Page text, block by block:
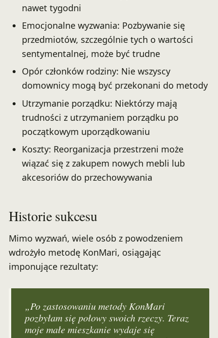
nawet tygodni
Emocjonalne wyzwania: Pozbywanie się
przedmiotów, szczególnie tych o wartości
sentymentalnej, może być trudne
Opór członków rodziny: Nie wszyscy
domownicy mogą być przekonani do metody
Utrzymanie porządku: Niektórzy mają
trudności z utrzymaniem porządku po
początkowym uporządkowaniu
Koszty: Reorganizacja przestrzeni może
wiązać się z zakupem nowych mebli lub
akcesoriów do przechowywania
Historie sukcesu
Mimo wyzwań, wiele osób z powodzeniem
wdrożyło metodę KonMari, osiągając
imponujące rezultaty:
„Po zastosowaniu metody KonMari
pozbyłam się połowy swoich rzeczy. Teraz
moje małe mieszkanie wydaje się